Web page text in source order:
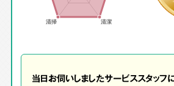
当日お伺いしましたサービススタッフ